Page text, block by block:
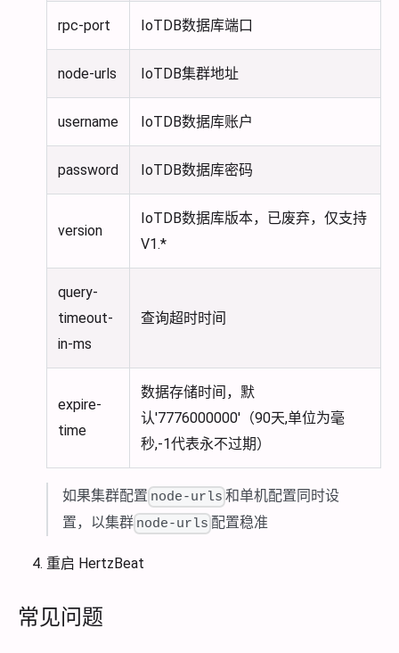
rpc-port IoTDB数据库端口
node-urls IoTDB集群地址
username IoTDB数据库账户
password IoTDB数据库密码
version
IoTDB数据库版本，已废弃，仅支持
V1.*
query-
timeout-
in-ms
查询超时时间
expire-
time
数据存储时间，默
认'7776000000'（90天,单位为毫
秒,-1代表永不过期）
如果集群配置 node-urls 和单机配置同时设
置，以集群 node-urls 配置稳准
重启 HertzBeat
常见问题